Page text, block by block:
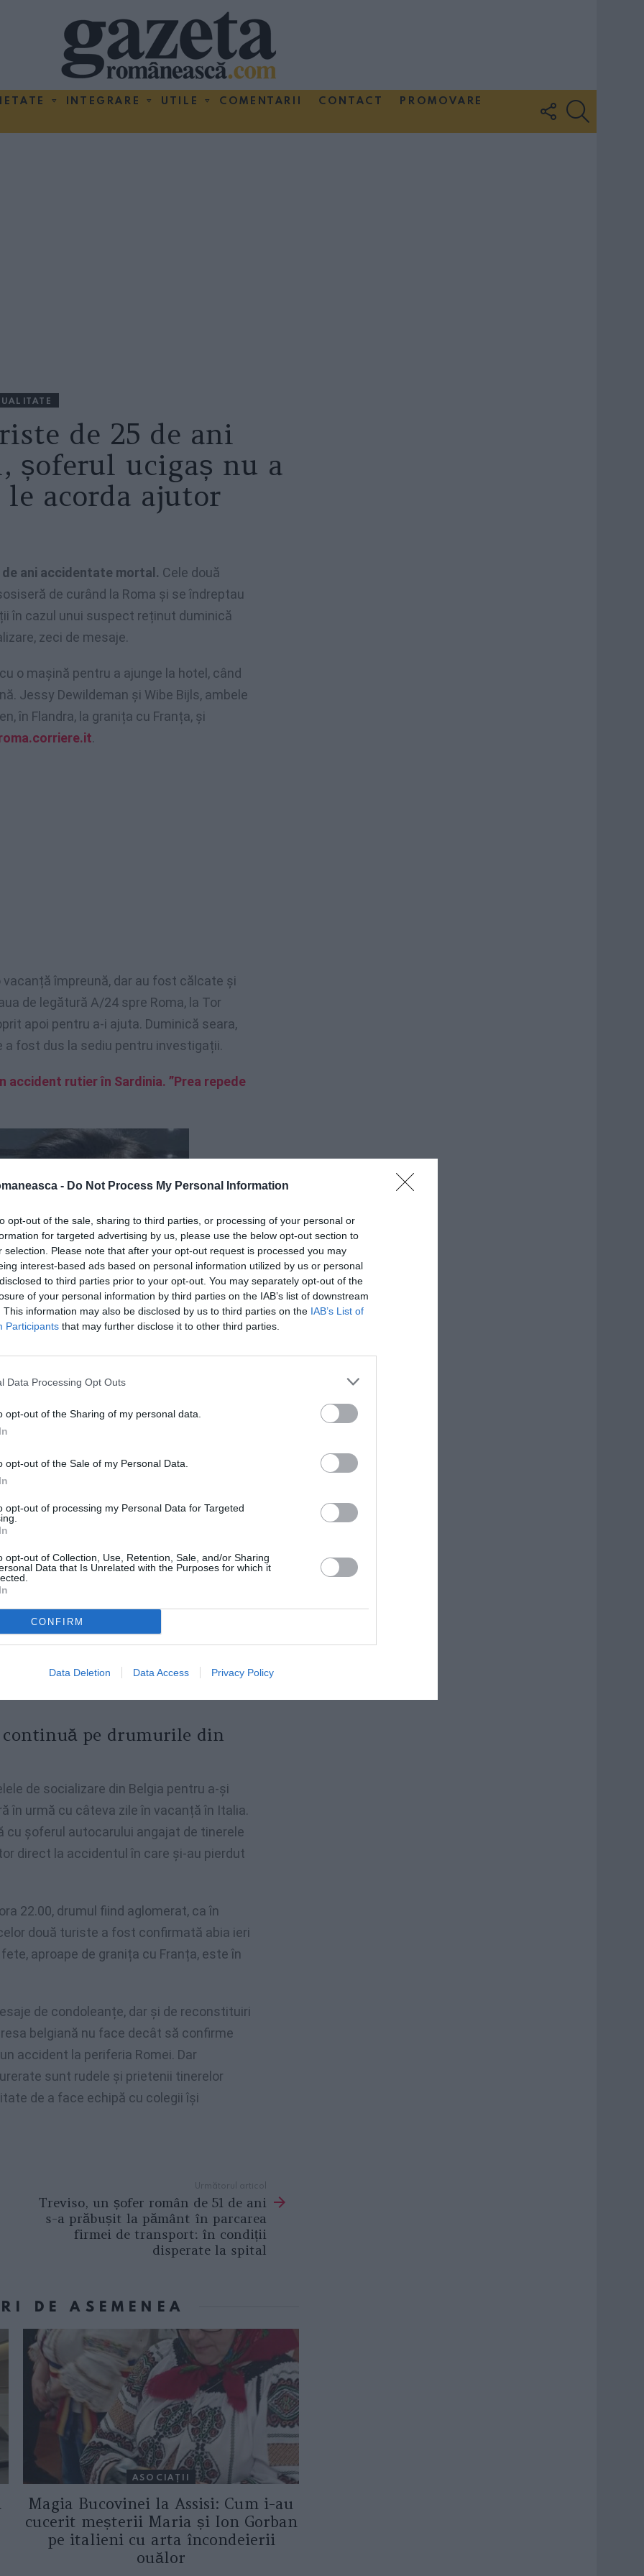
- Do Not Process My Personal Information
opt-out of the sale, sharing to third parties, or processing of your personal or
for targeted advertising by us, please use the below opt-out section to
selection. Please note that after your opt-out request is processed you may
interest-based ads based on personal information utilized by us or personal
to third parties prior to your opt-out. You may separately opt-out of the
of your personal information by third parties on the IAB’s list of downstream
This information may also be disclosed by us to third parties on the IAB’s List of
Participants that may further disclose it to other third parties.
Data Processing Opt Outs
opt-out of the Sharing of my personal data.
opt-out of the Sale of my Personal Data.
opt-out of processing my Personal Data for Targeted
opt-out of Collection, Use, Retention, Sale, and/or Sharing
Data that Is Unrelated with the Purposes for which it
CONFIRM
Data Deletion Data Access Privacy Policy
INTEGRARE UTILE COMENTARII CONTACT
PROMOVARE
FOLLOW
US
de 25 de ani
șoferul ucigaș nu a
acorda ajutor
ani accidentate mortal. Cele două
de curând la Roma și se îndreptau
în cazul unui suspect reținut duminică
zeci de mesaje.
o mașină pentru a ajunge la hotel, când
Jessy Dewildeman și Wibe Bijls, ambele
în Flandra, la granița cu Franța, și
.
împreună, dar au fost călcate și
de legătură A/24 spre Roma, la Tor
apoi pentru a-i ajuta. Duminică seara,
fost dus la sediu pentru investigații.
accident rutier în Sardinia. ”Prea repede
ani accidentate mortal
împreună cu șoferul pentru a-i ajuta pe cei
însă, celălalt vehicul a venit și i-a lovit
care s-au accidentat mai devreme, în
la spitalul Policlinico Umberto I cu
galben la spitalul San Giovanni.
ambulanțele 118, în timp ce Poliția
centru. Imaginile de supraveghere
reconstitui ce s-a întâmplat.
pe drumurile din
de socializare din Belgia pentru a-și
în urmă cu câteva zile în vacanță în Italia.
șoferul autocarului angajat de tinerele
direct la accidentul în care și-au pierdut
22.00, drumul fiind aglomerat, ca în
două turiste a fost confirmată abia ieri
aproape de granița cu Franța, este în
de condoleanțe, dar și de reconstituiri
belgiană nu face decât să confirme
accident la periferia Romei. Dar
sunt rudele și prietenii tinerelor
de a face echipă cu colegii își
Următorul articol
Treviso, un șofer român de 51 de ani
s-a prăbușit la pământ în parcarea
firmei de transport: în condiții
disperate la spital
DE ASEMENEA
ASOCIAŢII
Magia Bucovinei la Assisi: Cum i-au
cucerit meșterii Maria și Ion Gorban
pe italieni cu arta încondeierii
ouălor